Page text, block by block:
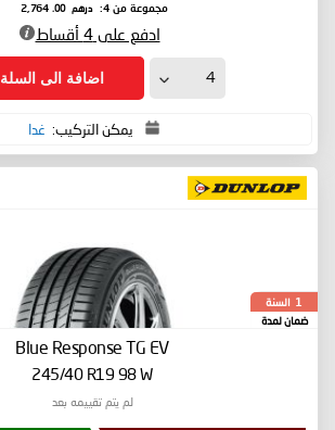
مجموعة من 4: درهم 2,764
.00
ادفع على 4 أقساط
اضافة الى السلة
يمكن التركيب: غدا
1 السنة
ضمان لمدة
Blue Response TG EV
245/40 R19 98 W
لم يتم تقييمه بعد